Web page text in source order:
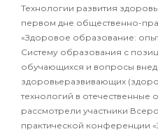
Технологии развития
первом дне общественно-
«Здоровое образование:
Систему образования с
обучающихся и вопросы
здоровьеразвивающих
технологий в отечественные
рассмотрели участники
практической конференции